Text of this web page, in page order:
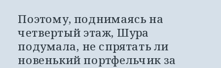
Поэтому, поднимаясь на
четвертый этаж, Шура
подумала, не спрятать ли
новенький портфельчик за